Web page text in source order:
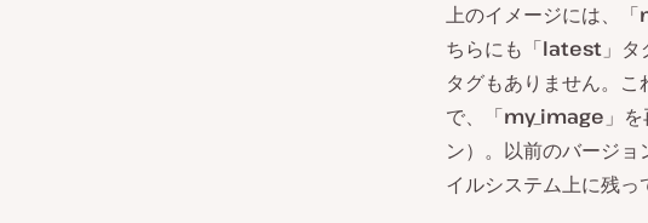
上のイメージには、「
ちらにも「latest 」
タグもありません。
で、「my_image 」
ン）。以前のバージ
イルシステム上に残っ